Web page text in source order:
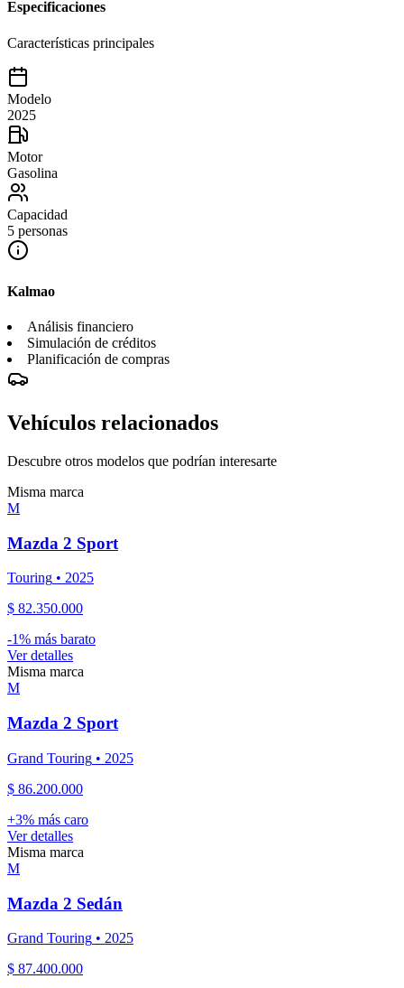
Especificaciones
Características principales
Modelo
2025
Motor
Gasolina
Capacidad
5 personas
Kalmao
Análisis financiero
Simulación de créditos
Planificación de compras
Vehículos relacionados
Descubre otros modelos que podrían interesarte
Misma marca
M
Mazda 2 Sport
Touring • 2025
$ 82.350.000
-1% más barato
Ver detalles
Misma marca
M
Mazda 2 Sport
Grand Touring • 2025
$ 86.200.000
+3% más caro
Ver detalles
Misma marca
M
Mazda 2 Sedán
Grand Touring • 2025
$ 87.400.000